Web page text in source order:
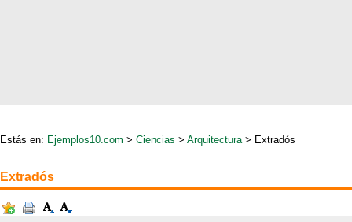
Estás en: Ejemplos10.com > Ciencias > Arquitectura> Extradós
Extradós